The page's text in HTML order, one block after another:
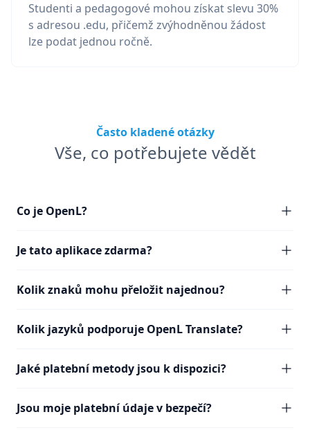
Studenti a pedagogové mohou získat slevu 30%
s adresou .edu, přičemž zvýhodněnou žádost
lze podat jednou ročně.
Často kladené otázky
Vše, co potřebujete vědět
Co je OpenL?
Je tato aplikace zdarma?
Kolik znaků mohu přeložit najednou?
Kolik jazyků podporuje OpenL Translate?
Jaké platební metody jsou k dispozici?
Jsou moje platební údaje v bezpečí?